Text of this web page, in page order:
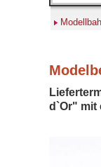
d`Or" mit